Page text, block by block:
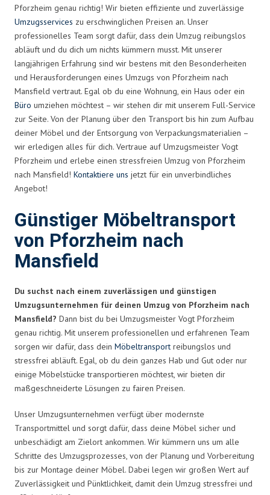
Pforzheim genau richtig! Wir bieten effiziente und zuverlässige
Umzugsservices zu erschwinglichen Preisen an. Unser
professionelles Team sorgt dafür, dass dein Umzug reibungslos
abläuft und du dich um nichts kümmern musst. Mit unserer
langjährigen Erfahrung sind wir bestens mit den Besonderheiten
und Herausforderungen eines Umzugs von Pforzheim nach
Mansfield vertraut. Egal ob du eine Wohnung, ein Haus oder ein
Büro umziehen möchtest – wir stehen dir mit unserem Full-Service
zur Seite. Von der Planung über den Transport bis hin zum Aufbau
deiner Möbel und der Entsorgung von Verpackungsmaterialien –
wir erledigen alles für dich. Vertraue auf Umzugsmeister Vogt
Pforzheim und erlebe einen stressfreien Umzug von Pforzheim
nach Mansfield! Kontaktiere uns jetzt für ein unverbindliches
Angebot!
Günstiger Möbeltransport
von Pforzheim nach
Mansfield
Du suchst nach einem zuverlässigen und günstigen
Umzugsunternehmen für deinen Umzug von Pforzheim nach
Mansfield? Dann bist du bei Umzugsmeister Vogt Pforzheim
genau richtig. Mit unserem professionellen und erfahrenen Team
sorgen wir dafür, dass dein Möbeltransport reibungslos und
stressfrei abläuft. Egal, ob du dein ganzes Hab und Gut oder nur
einige Möbelstücke transportieren möchtest, wir bieten dir
maßgeschneiderte Lösungen zu fairen Preisen.
Unser Umzugsunternehmen verfügt über modernste
Transportmittel und sorgt dafür, dass deine Möbel sicher und
unbeschädigt am Zielort ankommen. Wir kümmern uns um alle
Schritte des Umzugsprozesses, von der Planung und Vorbereitung
bis zur Montage deiner Möbel. Dabei legen wir großen Wert auf
Zuverlässigkeit und Pünktlichkeit, damit dein Umzug stressfrei und